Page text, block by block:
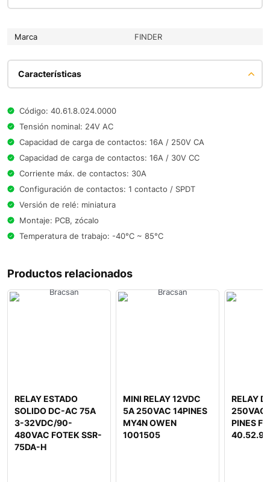
Marca FINDER
Características
Código: 40.61.8.024.0000
Tensión nominal: 24V AC
Capacidad de carga de contactos: 16A / 250V CA
Capacidad de carga de contactos: 16A / 30V CC
Corriente máx. de contactos: 30A
Configuración de contactos: 1 contacto / SPDT
Versión de relé: miniatura
Montaje: PCB, zócalo
Temperatura de trabajo: -40°C ~ 85°C
Productos relacionados
RELAY ESTADO
SOLIDO DC-AC 75A
3-32VDC/90-
480VAC FOTEK SSR-
75DA-H
MINI RELAY 12VDC
5A 250VAC 14PINES
MY4N OWEN
1001505
RELAY
250VAC
PINES